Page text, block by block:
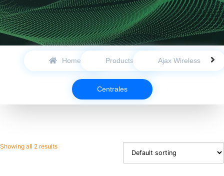
Home Products Ajax Wireless
Centrales
Showing all 2 results